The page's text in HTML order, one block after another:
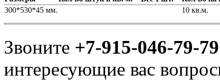
300*530*45 мм.
10 кв.м.
Звоните +7-915-046-79-79
интересующие вас